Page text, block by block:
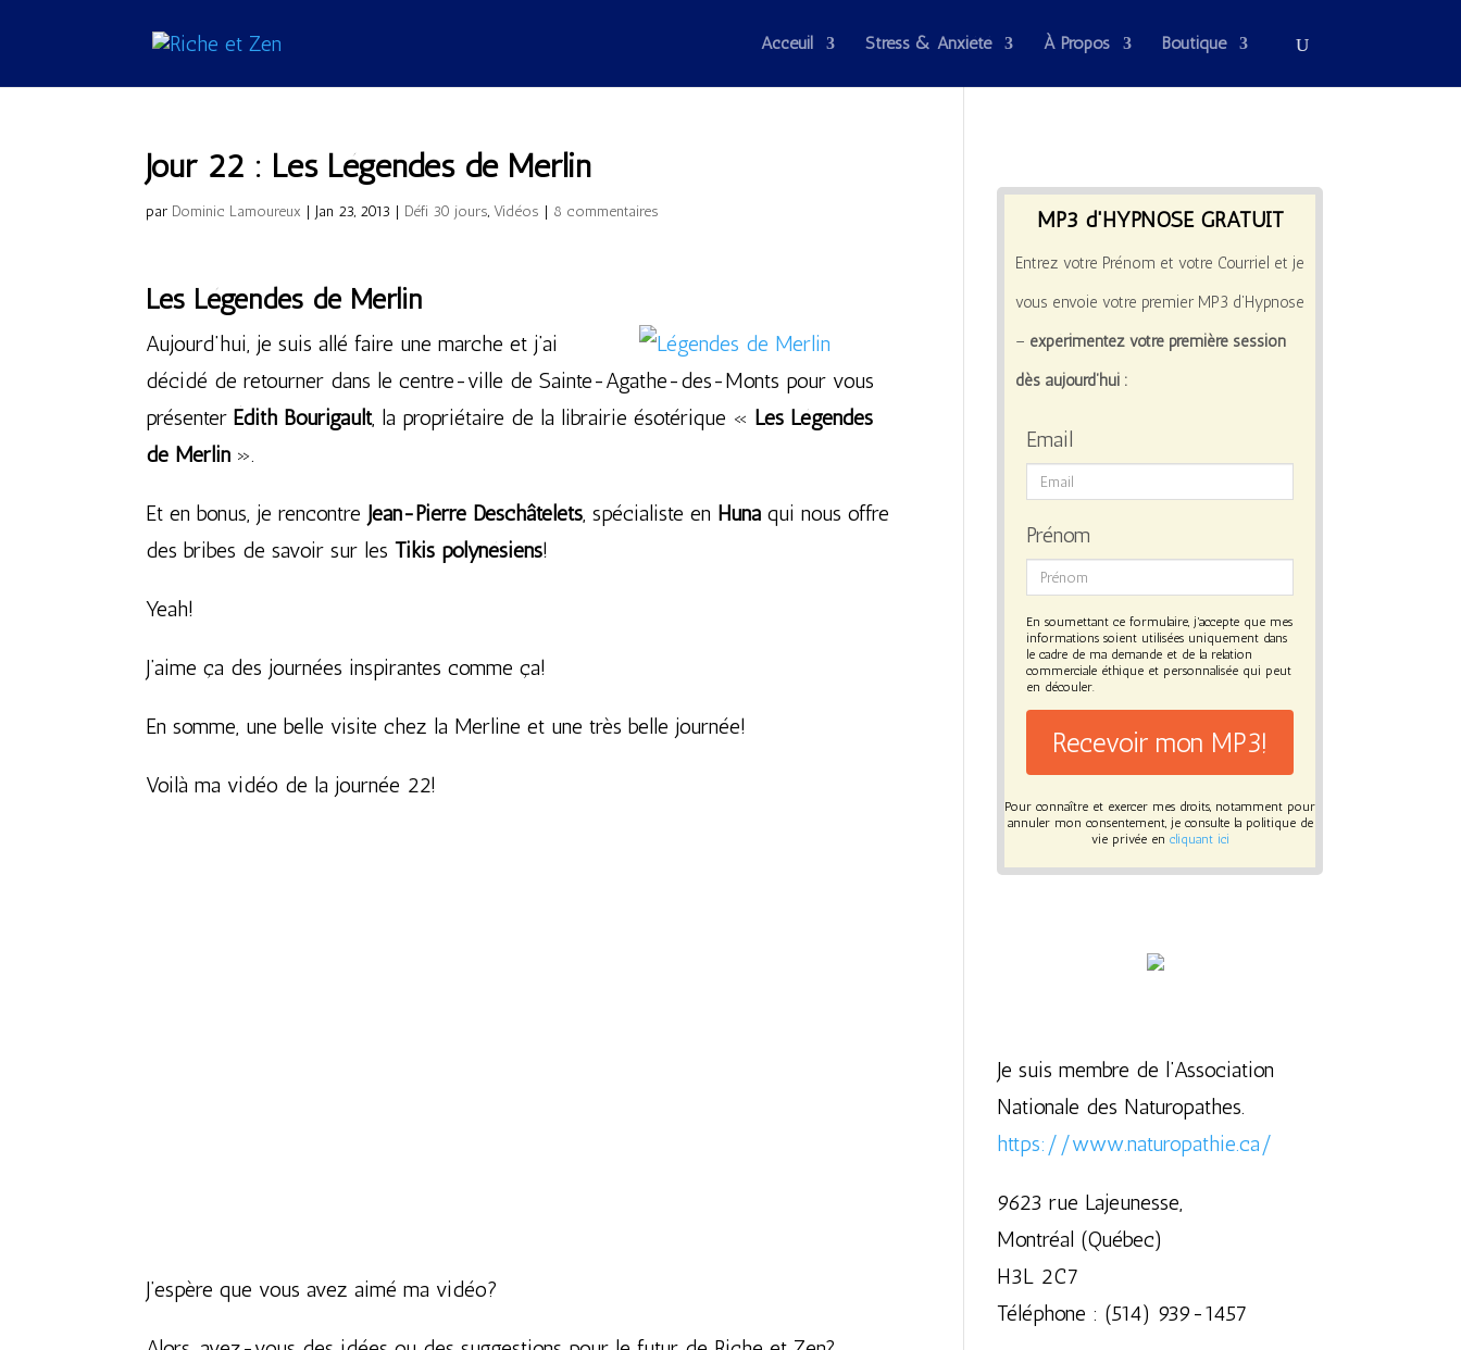
Acceuil Stress & Anxiété À Propos Boutique
Jour 22 : Les Légendes de Merlin
par Dominic Lamoureux | Jan 23, 2013 | Défi 30 jours,Vidéos | 8 commentaires
Les Légendes de Merlin
Aujourd’hui, je suis allé faire une marche et j’ai
décidé de retourner dans le centre-ville de Sainte-Agathe-des-Monts pour vous
présenterÉdith Bourigault, la propriétaire de la librairie ésotérique « Les Légendes
de Merlin ».
Et en bonus, je rencontre Jean-Pierre Deschâtelets, spécialiste en Huna qui nous offre
des bribes de savoir sur lesTikis polynésiens!
Yeah!
J’aime ça des journées inspirantes comme ça!
En somme, une belle visite chez la Merline et une très belle journée!
Voilà ma vidéo de la journée 22!
J’espère que vous avez aimé ma vidéo?
MP3 d'HYPNOSE GRATUIT
Entrez votre Prénom et votre Courriel et je
vous envoie votre premier MP3 d’Hypnose
– expérimentez votre première session
dès aujourd’hui :
Email
Prénom
En soumettant ce formulaire, j'accepte que mes
informations soient utilisées uniquement dans
le cadre de ma demande et de la relation
commerciale éthique et personnalisée qui peut
en découler.
Recevoir mon MP3!
Pour connaître et exercer mes droits, notamment pour
annuler mon consentement, je consulte la politique de
vie privée en cliquant ici
Je suis membre de l’Association
Nationale des Naturopathes.
https://www.naturopathie.ca/
9623 rue Lajeunesse,
Montréal (Québec)
H3L 2C7
Téléphone : (514) 939-1457